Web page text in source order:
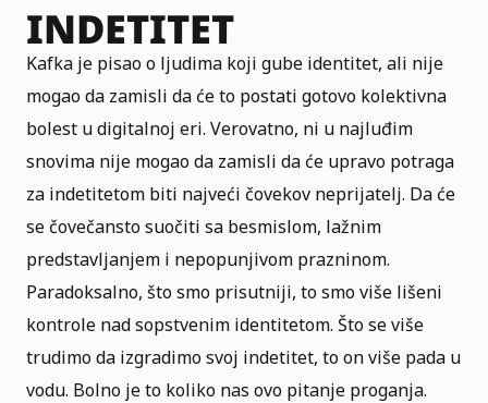
INDETITET
Kafka je pisao o ljudima koji gube identitet, ali nije
mogao da zamisli da će to postati gotovo kolektivna
bolest u digitalnoj eri. Verovatno, ni u najluđim
snovima nije mogao da zamisli da će upravo potraga
za indetitetom biti najveći čovekov neprijatelj. Da će
se čovečansto suočiti sa besmislom, lažnim
predstavljanjem i nepopunjivom prazninom.
Paradoksalno, što smo prisutniji, to smo više lišeni
kontrole nad sopstvenim identitetom. Što se više
trudimo da izgradimo svoj indetitet, to on više pada u
vodu. Bolno je to koliko nas ovo pitanje proganja.